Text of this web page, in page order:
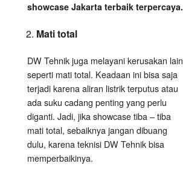
showcase Jakarta terbaik terpercaya.
Mati total
DW Tehnik juga melayani kerusakan lain
seperti mati total. Keadaan ini bisa saja
terjadi karena aliran listrik terputus atau
ada suku cadang penting yang perlu
diganti. Jadi, jika showcase tiba – tiba
mati total, sebaiknya jangan dibuang
dulu, karena teknisi DW Tehnik bisa
memperbaikinya.